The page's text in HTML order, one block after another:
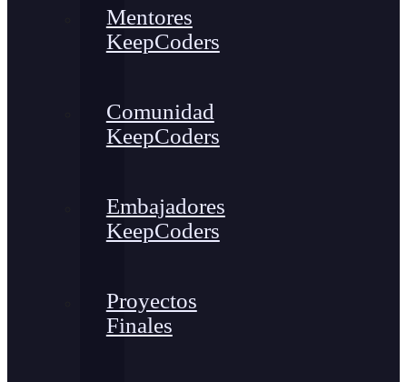
Mentores
KeepCoders
Comunidad
KeepCoders
Embajadores
KeepCoders
Proyectos
Finales